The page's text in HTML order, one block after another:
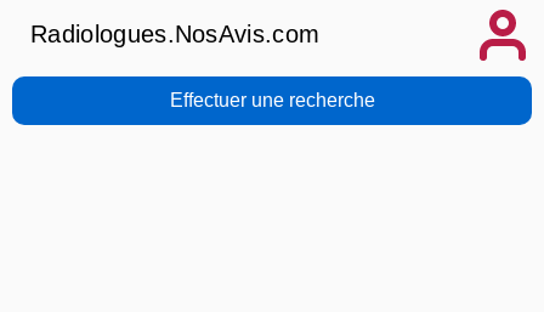
Radiologues.NosAvis.com
Effectuer une recherche